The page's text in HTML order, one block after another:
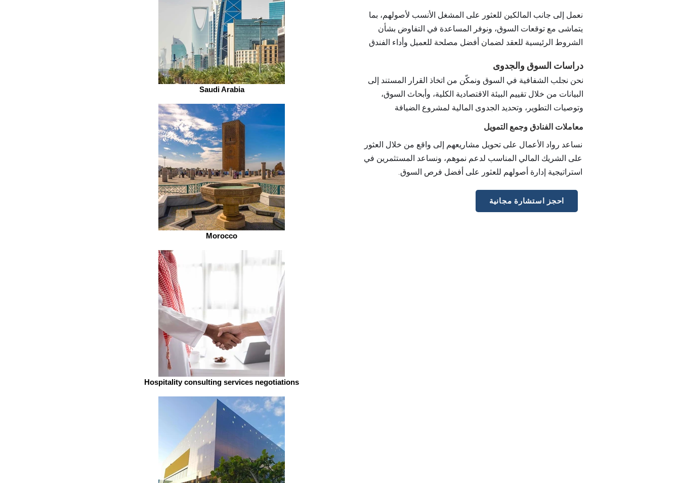
Saudi Arabia
Morocco
Hospitality consulting services negotiations
نعمل إلى جانب المالكين للعثور على المشغل الأنسب لأصولهم، بما
يتماشى مع توقعات السوق، ونوفر المساعدة في التفاوض بشأن
الشروط الرئيسية للعقد لضمان أفضل مصلحة للعميل وأداء الفندق
دراسات السوق والجدوى
نحن نجلب الشفافية في السوق ونمكّن من اتخاذ القرار المستند إلى
البيانات من خلال تقييم البيئة الاقتصادية الكلية، وأبحاث السوق،
وتوصيات التطوير، وتحديد الجدوى المالية لمشروع الضيافة
معاملات الفنادق وجمع التمويل
نساعد رواد الأعمال على تحويل مشاريعهم إلى واقع من خلال العثور
على الشريك المالي المناسب لدعم نموهم، ونساعد المستثمرين في
استراتيجية إدارة أصولهم للعثور على أفضل فرص السوق.
احجز استشارة مجانية